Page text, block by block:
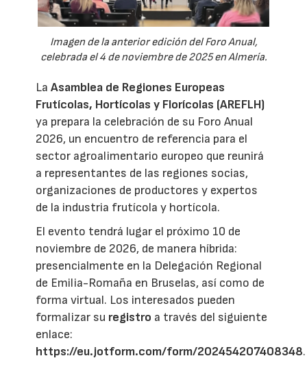
Imagen de la anterior edición del Foro Anual,
celebrada el 4 de noviembre de 2025 en Almería.
LaAsamblea de Regiones Europeas
Frutícolas, Hortícolas y Florícolas (AREFLH)
ya prepara la celebración de su Foro Anual
2026, un encuentro de referencia para el
sector agroalimentario europeo que reunirá
a representantes de las regiones socias,
organizaciones de productores y expertos
de la industria frutícola y hortícola.
El evento tendrá lugar el próximo 10 de
noviembre de 2026, de manera híbrida:
presencialmente en la Delegación Regional
de Emilia-Romaña en Bruselas, así como de
forma virtual. Los interesados pueden
formalizar su registro a través del siguiente
enlace:
https://eu.jotform.com/form/202454207408348.